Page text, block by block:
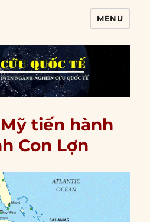
MENU
Mỹ tiến hành
Con Lợn